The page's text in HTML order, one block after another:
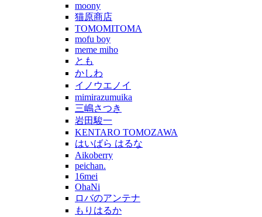
moony
猫原商店
TOMOMITOMA
mofu boy
meme miho
とも
かしわ
イノウエノイ
mimirazumuika
三嶋さつき
岩田駿一
KENTARO TOMOZAWA
はいばら はるな
Aikoberry
peichan.
16mei
OhaNi
ロバのアンテナ
もりはるか